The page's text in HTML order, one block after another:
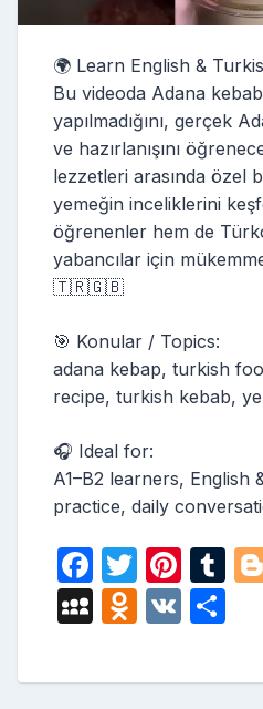
🌍 Learn English &
Bu videoda Adana
yapılmadığını, gerçek
ve hazırlanışını
lezzetleri arasında özel
yemeğin inceliklerini
öğrenenler hem de
yabancılar için
🇹🇷🇬🇧
🎯 Konular / Topics:
adana kebap, turkish
recipe, turkish kebab,
🎧 Ideal for:
A1–B2 learners, English
practice, daily
F
a
c
e
T
w
itt
er
Pi
nt
er
e
T
bl
M
S
O
n
V
ar